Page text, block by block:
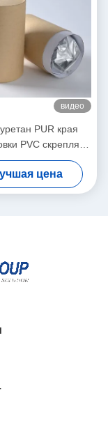
видео
PUR края
PVC скрепляя
плавит
для мебели
цена